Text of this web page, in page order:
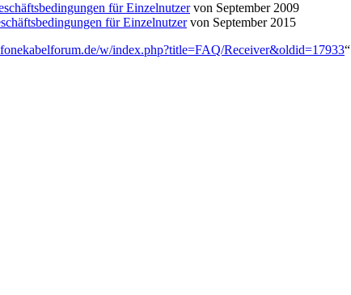
für Einzelnutzervon September 2009
für Einzelnutzervon September 2015
w/index.php?title=FAQ/Receiver&oldid=17933“